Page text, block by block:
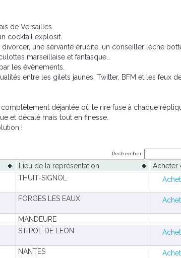
de Versailles.
cocktail explosif.
une servante érudite, un conseiller lèche
marseillaise et fantasque…
les évènements.
entre les gilets jaunes, Twitter, BFM et les feux
déjantée où le rire fuse à chaque
et décalé mais tout en finesse.
!
Rechercher:
Lieu de la représentation
Acheter
THUIT-SIGNOL
FORGES LES EAUX
MANDEURE
ST POL DE LEON
NANTES